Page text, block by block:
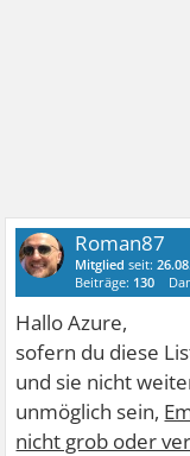
Roman87
Mitglied seit:
Beiträge: 130
Hallo Azure,
sofern du diese
und sie nicht
unmöglich sein,
nicht grob oder